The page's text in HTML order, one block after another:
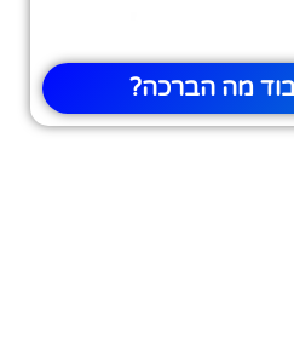
מה הברכה?